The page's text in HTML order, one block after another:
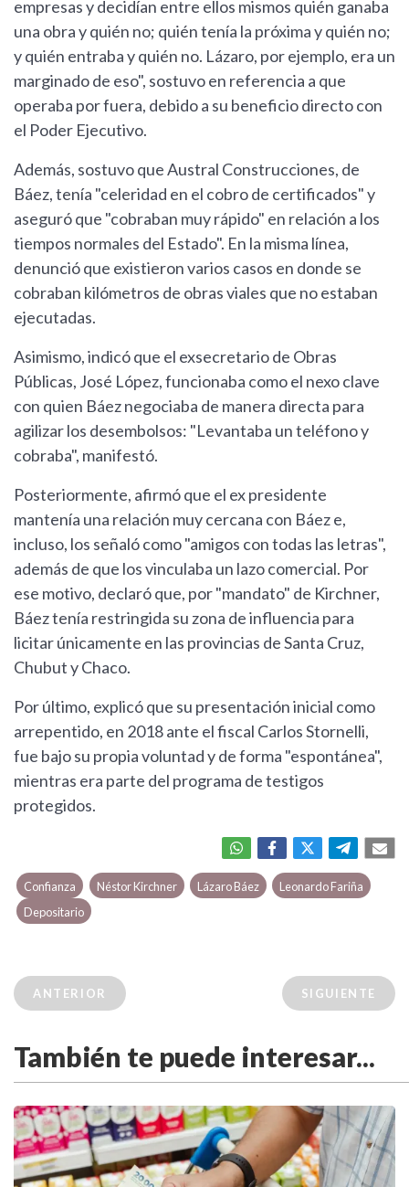
empresas y decidían entre ellos mismos quién ganaba
una obra y quién no; quién tenía la próxima y quién no;
y quién entraba y quién no. Lázaro, por ejemplo, era un
marginado de eso", sostuvo en referencia a que
operaba por fuera, debido a su beneficio directo con
el Poder Ejecutivo.
Además, sostuvo que Austral Construcciones, de
Báez, tenía "celeridad en el cobro de certificados" y
aseguró que "cobraban muy rápido" en relación a los
tiempos normales del Estado". En la misma línea,
denunció que existieron varios casos en donde se
cobraban kilómetros de obras viales que no estaban
ejecutadas.
Asimismo, indicó que el exsecretario de Obras
Públicas, José López, funcionaba como el nexo clave
con quien Báez negociaba de manera directa para
agilizar los desembolsos: "Levantaba un teléfono y
cobraba", manifestó.
Posteriormente, afirmó que el ex presidente
mantenía una relación muy cercana con Báez e,
incluso, los señaló como "amigos con todas las letras",
además de que los vinculaba un lazo comercial. Por
ese motivo, declaró que, por "mandato" de Kirchner,
Báez tenía restringida su zona de influencia para
licitar únicamente en las provincias de Santa Cruz,
Chubut y Chaco.
Por último, explicó que su presentación inicial como
arrepentido, en 2018 ante el fiscal Carlos Stornelli,
fue bajo su propia voluntad y de forma "espontánea",
mientras era parte del programa de testigos
protegidos.
Confianza Néstor Kirchner Lázaro Báez
Leonardo Fariña
Depositario
ANTERIOR SIGUIENTE
También te puede interesar...